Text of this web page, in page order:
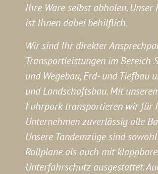
Ihre Ware selbst abholen. Unser
ist Ihnen dabei behilflich.
Wir sind Ihr direkter
Transportleistungen im Bereich
und Wegebau, Erd- und Tiefbau
und Landschaftsbau. Mit
Fuhrpark transportieren wir für
Unternehmen zuverlässig alle
Unsere Tandemzüge sind
Rollplane als auch mit
Unterfahrschutz ausgestattet.